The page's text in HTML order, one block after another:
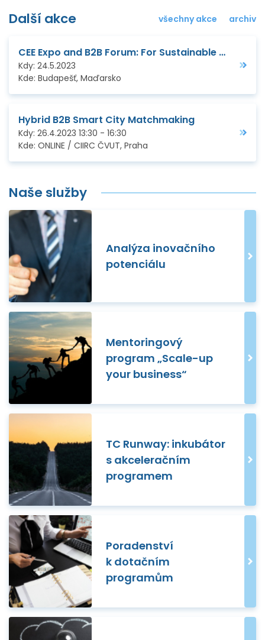
Další akce všechny akce archiv
CEE Expo and B2B Forum: For Sustainable and Smart Urban Development
Kdy: 24.5.2023
Kde: Budapešť, Maďarsko
Hybrid B2B Smart City Matchmaking
Kdy: 26.4.2023 13:30 - 16:30
Kde: ONLINE / CIIRC ČVUT, Praha
Naše služby
Analýza inovačního
potenciálu
Mentoringový
program „Scale-up
your business“
TC Runway: inkubátor
s akceleračním
programem
Poradenství
k dotačním
programům